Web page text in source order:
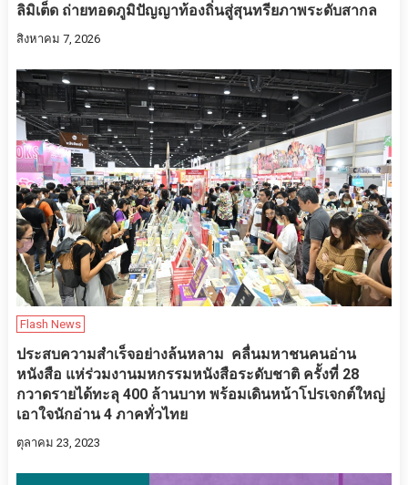
ลิมิเต็ด ถ่ายทอดภูมิปัญญาท้องถิ่นสู่สุนทรียภาพระดับสากล
สิงหาคม 7, 2026
Flash News
ประสบความสำเร็จอย่างล้นหลาม คลื่นมหาชนคนอ่าน
หนังสือ แห่ร่วมงานมหกรรมหนังสือระดับชาติ ครั้งที่ 28
กวาดรายได้ทะลุ 400 ล้านบาท พร้อมเดินหน้าโปรเจกต์ใหญ่
เอาใจนักอ่าน 4 ภาคทั่วไทย
ตุลาคม 23, 2023